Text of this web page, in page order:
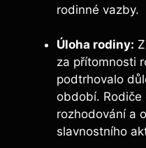
rodinné vazby.
Úloha rodiny:
za přítomnosti
podtrhovalo
období. Rodiče
rozhodování a
slavnostního